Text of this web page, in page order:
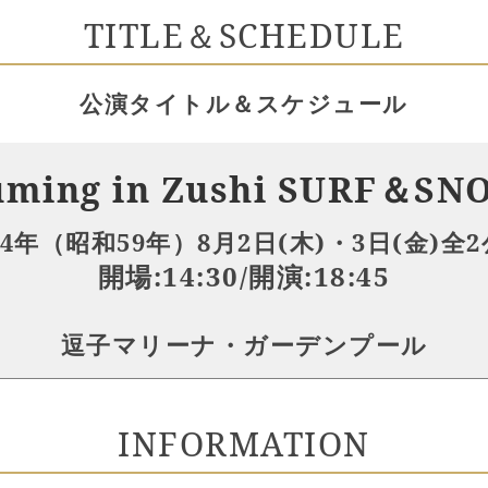
TITLE＆SCHEDULE
公演タイトル＆スケジュール
in Zushi SURF＆
年（昭和59年）8月2日(木)・3日(金)全2
開場:14:30/開演:18:45
逗子マリーナ・ガーデンプール
INFORMATION